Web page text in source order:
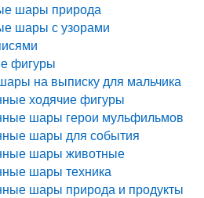
шары природа
шары с узорами
фигуры
на выписку для мальчика
ходячие фигуры
шары герои мульфильмов
шары для события
шары животные
шары техника
шары природа и продукты